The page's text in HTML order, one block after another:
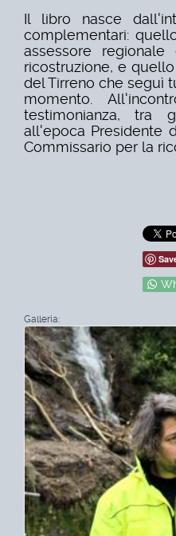
Il libro nasce
complementari:
assessore
ricostruzione, e
del Tirreno che seguì
momento.
testimonianza, tra
all'epoca Presidente
Commissario per la
Galleria: